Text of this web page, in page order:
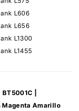
L606
L656
L1300
L1455
|
Magenta Amarillo